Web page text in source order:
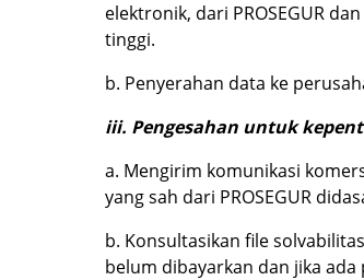
elektronik, dari PROSEGUR
tinggi.
b. Penyerahan data ke
iii. Pengesahan untuk
a. Mengirim komunikasi
yang sah dari PROSEGUR
b. Konsultasikan file
belum dibayarkan dan jika